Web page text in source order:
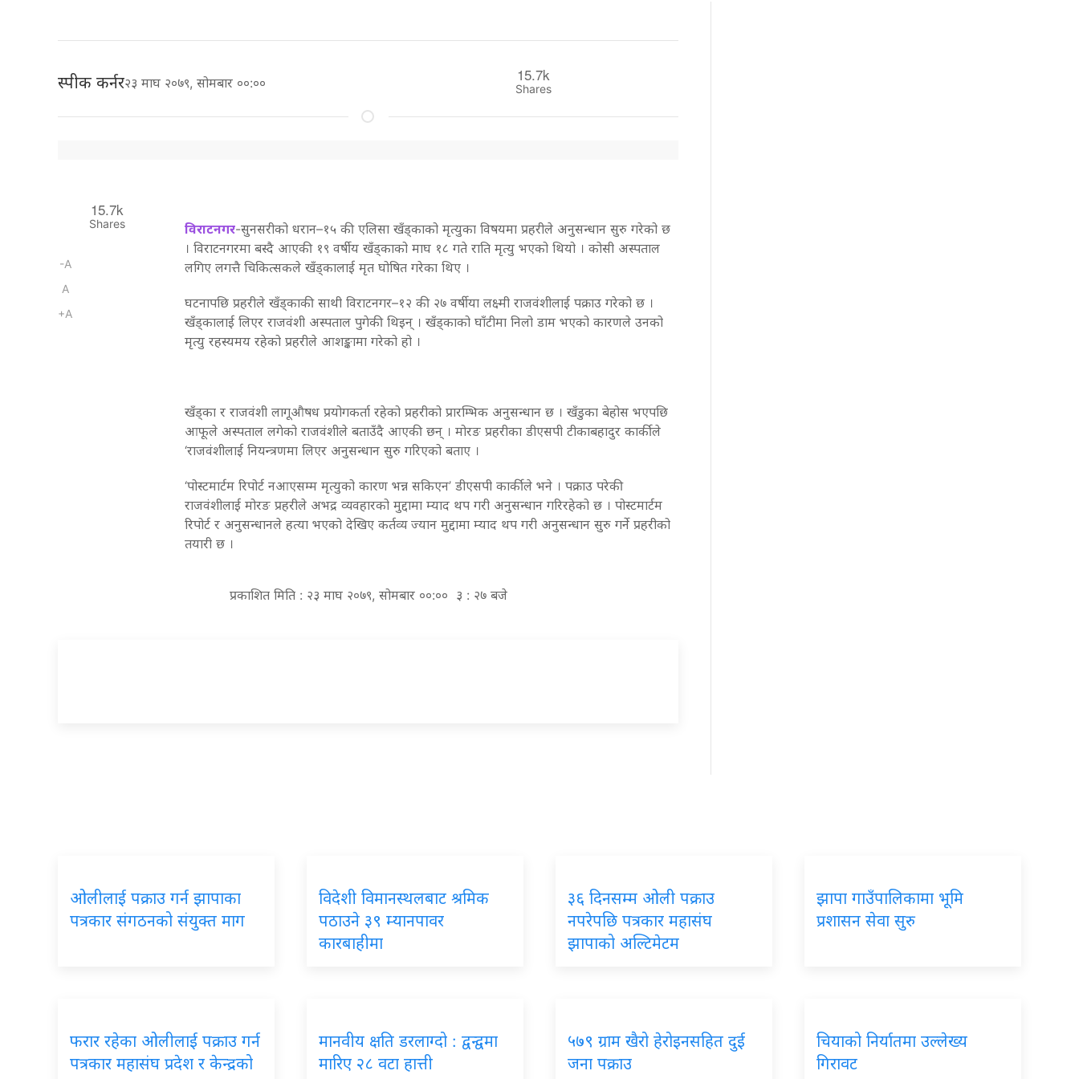
स्पीक कर्नर२३ माघ २०७९, सोमबार ००:०० 15.7k
Shares
15.7k
Shares
-A
A
+A
विराटनगर-सुनसरीको धरान–१५ की एलिसा खँड्काको मृत्युका विषयमा प्रहरीले अनुसन्धान सुरु गरेको छ
। विराटनगरमा बस्दै आएकी १९ वर्षीय खँड्काको माघ १८ गते राति मृत्यु भएको थियो । कोसी अस्पताल
लगिए लगत्तै चिकित्सकले खँड्कालाई मृत घोषित गरेका थिए ।
घटनापछि प्रहरीले खँड्काकी साथी विराटनगर–१२ की २७ वर्षीया लक्ष्मी राजवंशीलाई पक्राउ गरेको छ ।
खँड्कालाई लिएर राजवंशी अस्पताल पुगेकी थिइन् । खँड्काको घाँटीमा निलो डाम भएको कारणले उनको
मृत्यु रहस्यमय रहेको प्रहरीले आशङ्कामा गरेको हो ।
खँड्का र राजवंशी लागूऔषध प्रयोगकर्ता रहेको प्रहरीको प्रारम्भिक अनुसन्धान छ । खँडुका बेहोस भएपछि
आफूले अस्पताल लगेको राजवंशीले बताउँदै आएकी छन् । मोरङ प्रहरीका डीएसपी टीकाबहादुर कार्कीले
‘राजवंशीलाई नियन्त्रणमा लिएर अनुसन्धान सुरु गरिएको बताए ।
‘पोस्टमार्टम रिपोर्ट नआएसम्म मृत्युको कारण भन्न सकिएन’ डीएसपी कार्कीले भने । पक्राउ परेकी
राजवंशीलाई मोरङ प्रहरीले अभद्र व्यवहारको मुद्दामा म्याद थप गरी अनुसन्धान गरिरहेको छ । पोस्टमार्टम
रिपोर्ट र अनुसन्धानले हत्या भएको देखिए कर्तव्य ज्यान मुद्दामा म्याद थप गरी अनुसन्धान सुरु गर्ने प्रहरीको
तयारी छ ।
प्रकाशित मिति : २३ माघ २०७९, सोमबार ००:०० ३ : २७ बजे
ओलीलाई पक्राउ गर्न झापाका
पत्रकार संगठनको संयुक्त माग
विदेशी विमानस्थलबाट श्रमिक
पठाउने ३९ म्यानपावर
कारबाहीमा
३६ दिनसम्म ओली पक्राउ
नपरेपछि पत्रकार महासंघ
झापाको अल्टिमेटम
झापा गाउँपालिकामा भूमि
प्रशासन सेवा सुरु
फरार रहेका ओलीलाई पक्राउ गर्न
पत्रकार महासंघ प्रदेश र केन्द्रको
मानवीय क्षति डरलाग्दो : द्वन्द्वमा
मारिए २८ वटा हात्ती
५७९ ग्राम खैरो हेरोइनसहित दुई
जना पक्राउ
चियाको निर्यातमा उल्लेख्य
गिरावट